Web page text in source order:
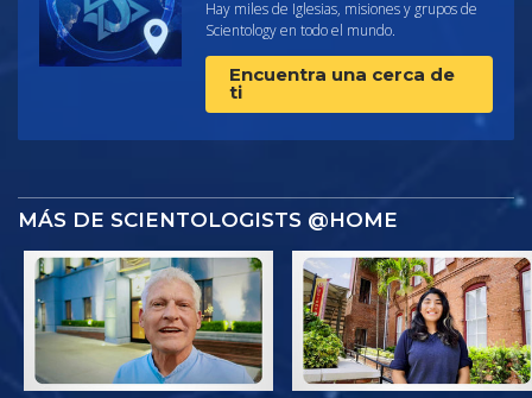
Hay miles de Iglesias, misiones y grupos de
Scientology en todo el mundo.
Encuentra una cerca de
ti
MÁS DE SCIENTOLOGISTS @HOME